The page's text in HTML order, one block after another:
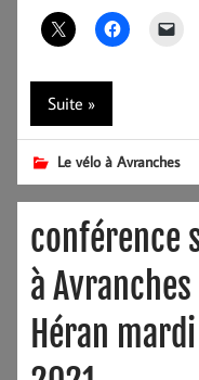
Suite »
Le vélo à Avranches
conférence
à
Héran